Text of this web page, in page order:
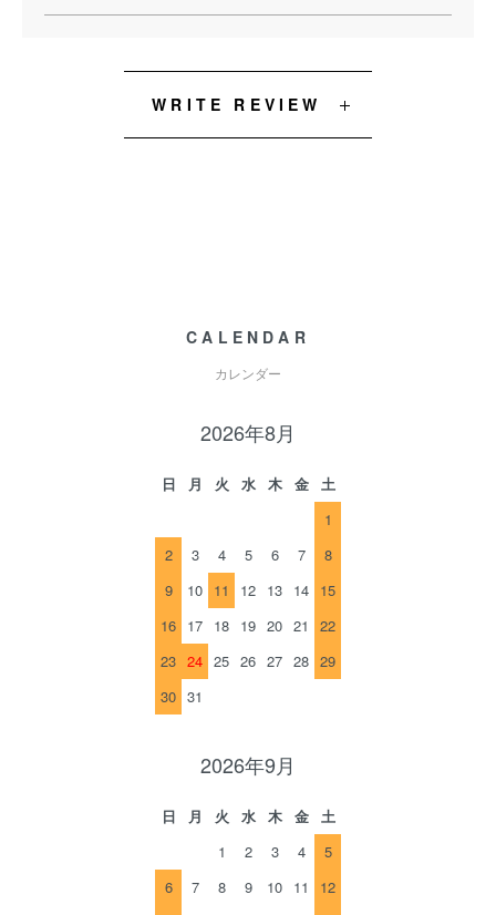
WRITE REVIEW
CALENDAR
カレンダー
2026年8月
日 月 火 水 木 金
土
1
2
3 4 5 6 7
8
9
10 11 12 13 14 15
16 17 18 19 20 21
22
23 24 25 26 27 28 29
30 31
2026年9月
日 月 火 水 木 金
土
1
2 3 4
5
6
7 8 9 10 11
12